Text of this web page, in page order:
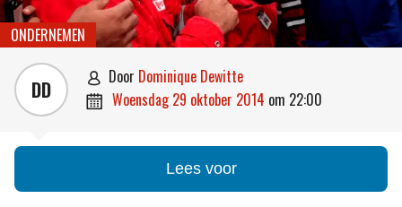
ONDERNEMEN
DD  door Dominique Dewitte
 woensdag 29 oktober 2014 om 22:00
Lees voor